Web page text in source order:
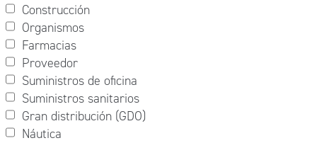
Construcción
Organismos
Farmacias
Proveedor
Suministros de oficina
Suministros sanitarios
Gran distribución (GDO)
Náutica